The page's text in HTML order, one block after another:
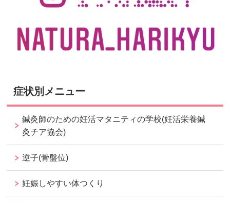
症状別メニュー
鍼灸師のための妊活マタニティの学校(妊活栄養鍼
灸チア協会)
逆子(骨盤位)
妊娠しやすい体つくり